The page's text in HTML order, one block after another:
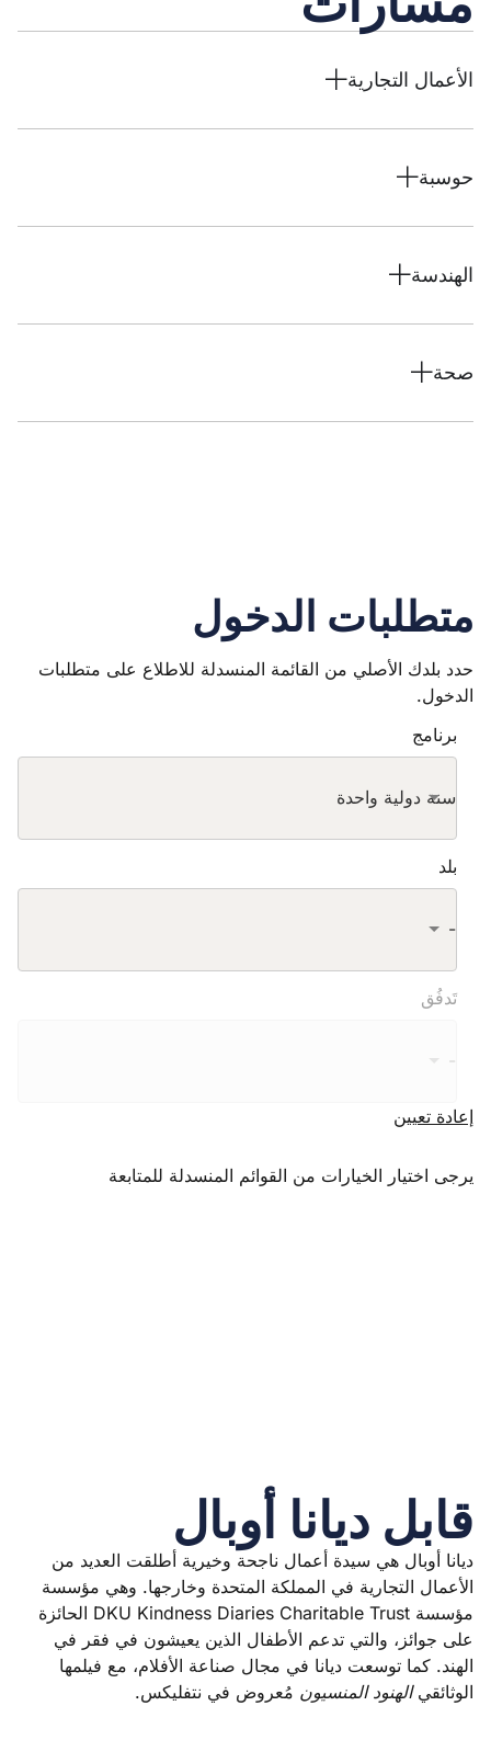
الأعمال التجارية
حوسبة
الهندسة
صحة
متطلبات الدخول
حدد بلدك الأصلي من القائمة المنسدلة للاطلاع على متطلبات
الدخول.
برنامج
سنة دولية واحدة
بلد
-
تَدفُق
-
إعادة تعيين
يرجى اختيار الخيارات من القوائم المنسدلة للمتابعة
قابل ديانا أوبال
ديانا أوبال هي سيدة أعمال ناجحة وخيرية أطلقت العديد من
الأعمال التجارية في المملكة المتحدة وخارجها. وهي مؤسسة
مؤسسة DKU Kindness Diaries Charitable Trust الحائزة
على جوائز، والتي تدعم الأطفال الذين يعيشون في فقر في
الهند. كما توسعت ديانا في مجال صناعة الأفلام، مع فيلمها
الوثائقيالهنود المنسيون مُعروض في نتفليكس.